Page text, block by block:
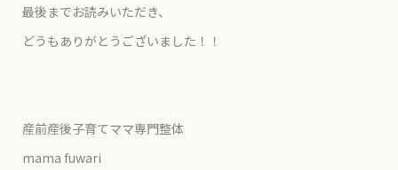
最後までお読みいただき、
どうもありがとうございました！！
産前産後子育てママ専門整体
mama fuwari